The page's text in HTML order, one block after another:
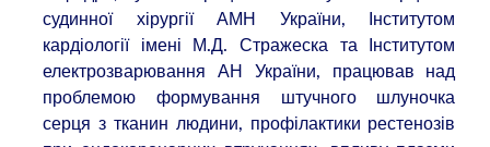
судинної хірургії АМН України, Інститутом
кардіології імені М.Д. Стражеска та Інститутом
електрозварювання АН України, працював над
проблемою формування штучного шлуночка
серця з тканин людини, профілактики рестенозів